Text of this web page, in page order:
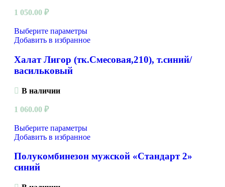
1 050.00 ₽
Выберите параметры
Добавить в избранное
Халат Лигор (тк.Смесовая,210), т.синий/
васильковый
В наличии
1 060.00 ₽
Выберите параметры
Добавить в избранное
Полукомбинезон мужской «Стандарт 2»
синий